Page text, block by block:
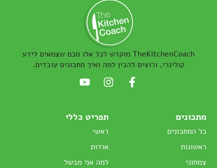
TheKitchenCoach מוקדש לכל אלו מכם שצמאים לידע
קולינרי, ורוצים להבין למה ואיך מתכונים עובדים.
מתכונים
כל המתכונים
ראשונות
צמחוני
תפריט כללי
ראשי
אודות
למה אני מבשל